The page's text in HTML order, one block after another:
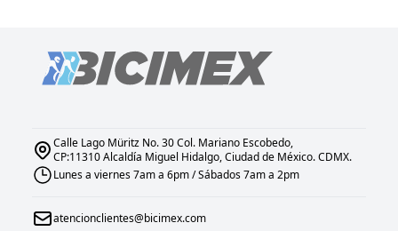
Calle Lago Müritz No. 30 Col. Mariano Escobedo,
CP:11310 Alcaldía Miguel Hidalgo, Ciudad de México. CDMX.
Lunes a viernes 7am a 6pm / Sábados 7am a 2pm
atencionclientes@bicimex.com